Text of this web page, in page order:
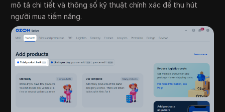
mô tả chi tiết và thông số kỹ thuật chính xác để thu hút
người mua tiềm năng.